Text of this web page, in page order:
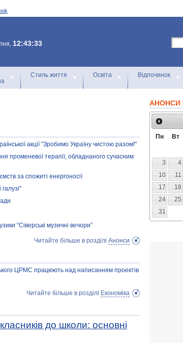
12:43:33
Стиль життя Освіта Відпочинок
акції "Зробимо Україну чистою разом!"
променевої терапії, обладнаного сучасним
за спожиті енергоносії
“Сіверські музичні вечори”
Читайте більше в розділі Анонси
ЦРМС працюють над написанням проектів
Читайте більше в розділі Економіка
до школи: основні
АНОНСИ
Пн Вт
3
4
10
11
17
18
24
25
31